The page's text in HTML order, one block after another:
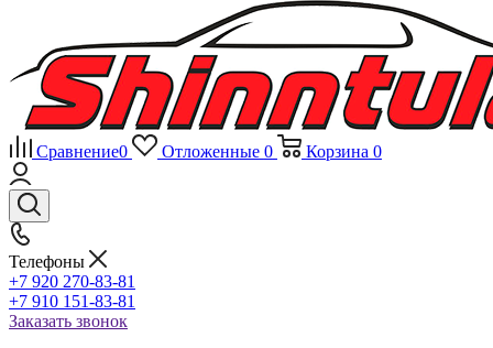
Сравнение0 Отложенные 0 Корзина 0
Телефоны
+7 920 270-83-81
+7 910 151-83-81
Заказать звонок